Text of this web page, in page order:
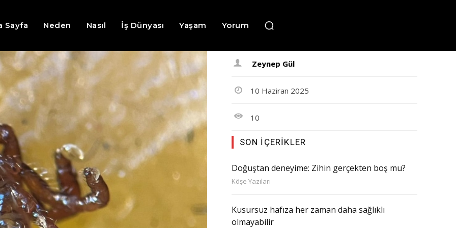
Sayfa Neden Nasıl İş Dünyası Yaşam Yorum
Zeynep Gül
10 Haziran 2025
10
SON İÇERIKLER
Doğuştan deneyime: Zihin gerçekten boş mu?
Köşe Yazıları
Kusursuz hafıza her zaman daha sağlıklı
olmayabilir